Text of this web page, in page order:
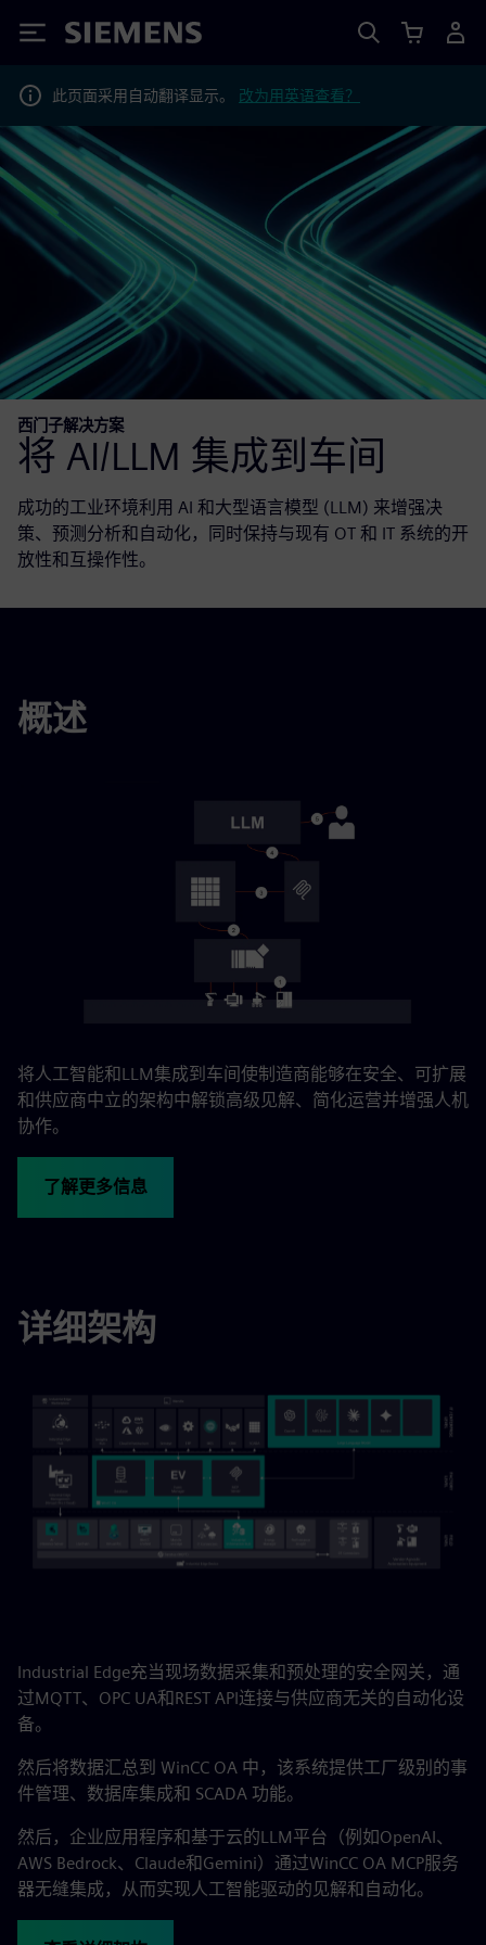
Siemens
此页面采用自动翻译显示。 改为用英语查看？
西门子解决方案
将 AI/LLM 集成到车间
成功的工业环境利用 AI 和大型语言模型 (LLM) 来增强决
策、预测分析和自动化，同时保持与现有 OT 和 IT 系统的开
放性和互操作性。
概述
将人工智能和LLM集成到车间使制造商能够在安全、可扩展
和供应商中立的架构中解锁高级见解、简化运营并增强人机
协作。
了解更多信息
详细架构
Industrial Edge充当现场数据采集和预处理的安全网关，通
过MQTT、OPC UA和REST API连接与供应商无关的自动化设
备。
然后将数据汇总到 WinCC OA 中，该系统提供工厂级别的事
件管理、数据库集成和 SCADA 功能。
然后，企业应用程序和基于云的LLM平台（例如OpenAI、
AWS Bedrock、Claude和Gemini）通过WinCC OA MCP服务
器无缝集成，从而实现人工智能驱动的见解和自动化。